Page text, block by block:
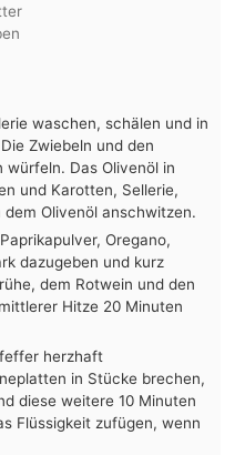
waschen, schälen und in
Zwiebeln und den
würfeln. Das Olivenöl in
und Karotten, Sellerie,
Olivenöl anschwitzen.
Oregano,
dazugeben und kurz
dem Rotwein und den
Hitze 20 Minuten
herzhaft
in Stücke brechen,
diese weitere 10 Minuten
Flüssigkeit zufügen, wenn